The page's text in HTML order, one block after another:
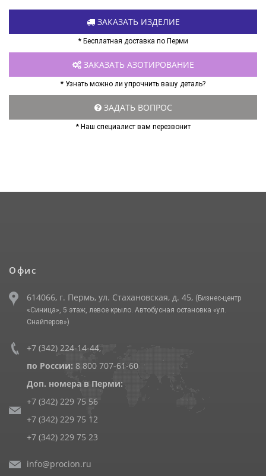
ЗАКАЗАТЬ ИЗДЕЛИЕ
* Бесплатная доставка по Перми
ЗАКАЗАТЬ АЗОТИРОВАНИЕ
* Узнать можно ли упрочнить вашу деталь?
ЗАДАТЬ ВОПРОС
* Наш специалист вам перезвонит
Офис
614066, г. Пермь, ул. Стахановская, д. 45, (Бизнес-центр
«Синица», 5 этаж, левое крыло. Автобусная остановка «ул.
Снайперов»)
+7 (342) 224-14-44,
по России: 8 800 707-61-60
Доп. номера в Перми:
+7 (342) 229 75 56
+7 (342) 229 75 12
+7 (342) 229 75 23
info@procion.ru